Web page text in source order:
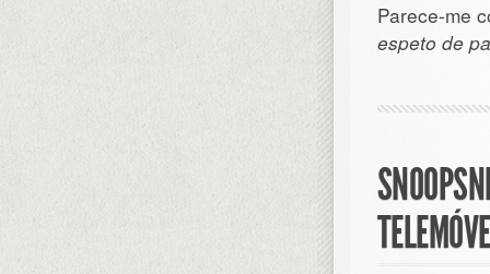
Parece-me
espeto de